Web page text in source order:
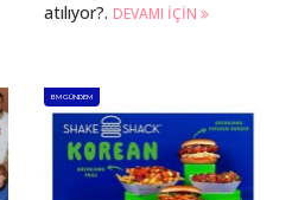
atılıyor?. DEVAMI IÇIN
BM GÜNDEM